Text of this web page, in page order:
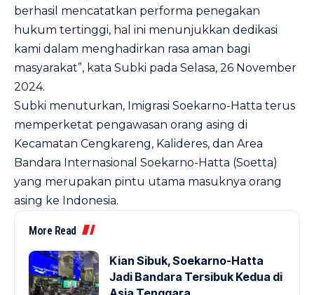
berhasil mencatatkan performa penegakan
hukum tertinggi, hal ini menunjukkan dedikasi
kami dalam menghadirkan rasa aman bagi
masyarakat”, kata Subki pada Selasa, 26 November
2024.
Subki menuturkan, Imigrasi Soekarno-Hatta terus
memperketat pengawasan orang asing di
Kecamatan Cengkareng, Kalideres, dan Area
Bandara Internasional Soekarno-Hatta (Soetta)
yang merupakan pintu utama masuknya orang
asing ke Indonesia.
More Read
Kian Sibuk, Soekarno-Hatta
Jadi Bandara Tersibuk Kedua di